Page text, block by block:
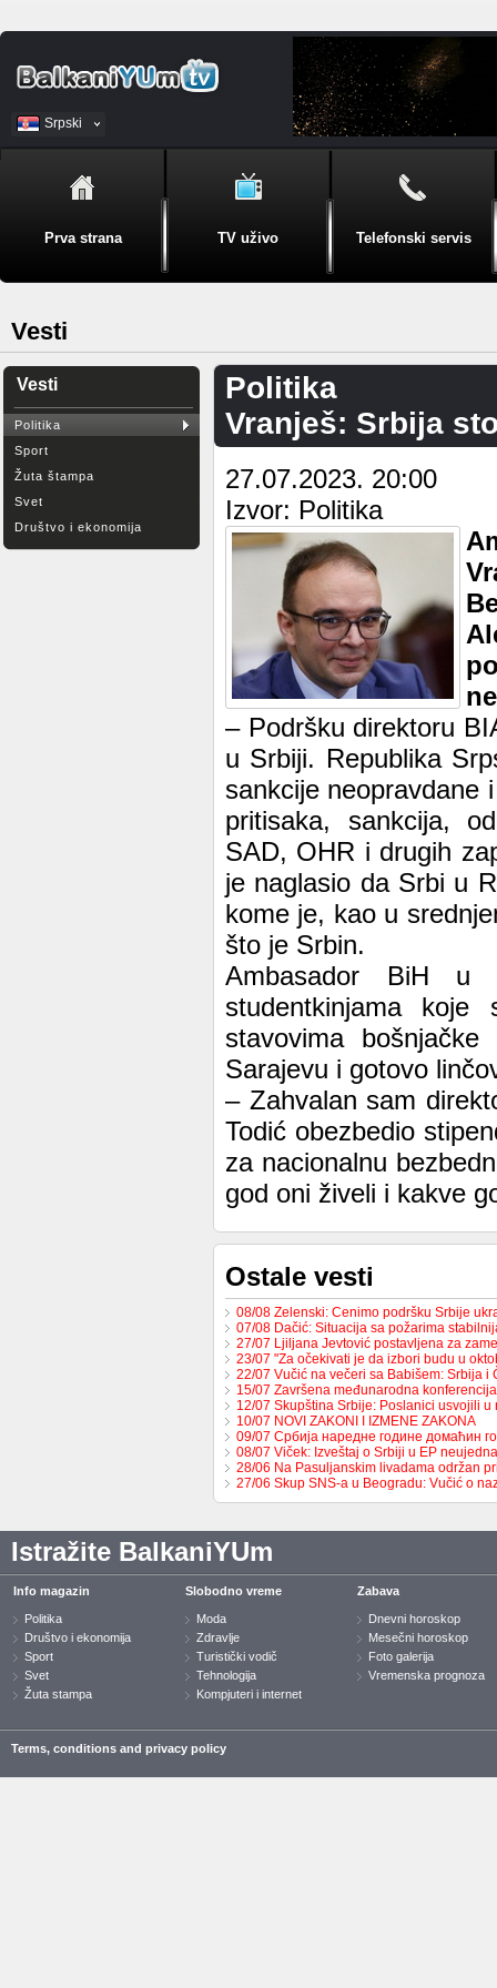
Srpski
BiH
Prva strana TV uživo Telefonski servis
Vesti
Vesti
Politika
Sport
Žuta štampa
Svet
Društvo i ekonomija
Politika
Vranješ: Srbija
27.07.2023. 20:00
Izvor: Politika
– Podršku direktoru
u Srbiji. Republika
sankcije neopravdane
pritisaka, sankcija,
SAD, OHR i drugih
je naglasio da Srbi u
kome je, kao u
što je Srbin.
Ambasador BiH u
studentkinjama
stavovima
Sarajevu i gotovo
– Zahvalan sam
Todić obezbedio
za nacionalnu
god oni živeli i kakve
Ostale vesti
08/08 Zelenski: Cenimo podršku Srbije
07/08 Dačić: Situacija sa požarima
27/07 Ljiljana Jevtović postavljena za
23/07 "Za očekivati je da izbori budu u
22/07 Vučić na večeri sa Babišem: Srbija
15/07 Završena međunarodna
12/07 Skupština Srbije: Poslanici usvojili
10/07 NOVI ZAKONI I IZMENE ZAKONA
09/07 Србија наредне године домаћин
08/07 Viček: Izveštaj o Srbiji u EP
28/06 Na Pasuljanskim livadama održan
27/06 Skup SNS-a u Beogradu: Vučić o
Istražite BalkaniYUm
Info magazin
Politika
Društvo i ekonomija
Sport
Svet
Žuta stampa
Slobodno vreme
Moda
Zdravlje
Turistički vodič
Tehnologija
Kompjuteri i internet
Zabava
Dnevni horoskop
Mesečni horoskop
Foto galerija
Vremenska prognoza
Terms, conditions and privacy policy